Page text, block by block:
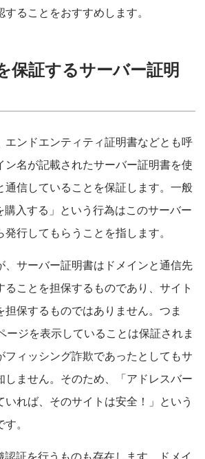
ることをおすすめします。
保証するサーバー証明
エンドエンティティ証明書などとも呼
ン名が記載されたサーバー証明書を使
通信していることを保証します。一般
購入する」という行為はこのサーバー
行してもらうことを指します。
、サーバー証明書はドメインと通信先
ることを担保するものであり、サイト
担保するものではありません。つま
ージを表示していることは保証されま
フィッシング詐欺であったとしてもサ
しません。そのため、「アドレスバー
いれば、そのサイトは安全！」という
。